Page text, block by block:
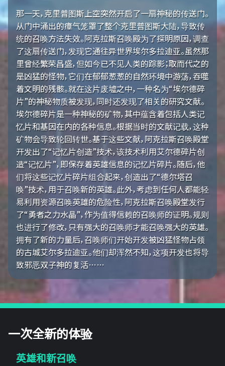
那一天，克里普图斯上空突然开启了一扇神秘的传送门。
从门中涌出的瘴气笼罩了整个克里普图斯大陆，导致传
统的召唤方法失效。阿克拉斯召唤殿为了探明原因，调查
了这扇传送门，发现它通往异世界埃尔多拉迪亚。虽然那
里曾经繁荣昌盛，但如今已不见人类的踪影；取而代之的
是凶猛的怪物，它们在郁郁葱葱的自然环境中游荡，吞噬
着文明的残骸。就在这片废墟之中，一种名为“埃尔德碎
片”的神秘物质被发现，同时还发现了相关的研究文献。
埃尔德碎片是一种神秘的矿物，其中蕴含着包括人类记
忆片和基因在内的各种信息。根据当时的文献记载，这种
矿物会导致轮回转世。基于这些文献，阿克拉斯召唤殿堂
开发出了“记忆片创造”技术，该技术利用艾尔德碎片创
造“记忆片”，即保存着英雄信息的记忆片碎片。随后，他
们将这些记忆片碎片组合起来，创造出了“德尔塔召
唤”技术，用于召唤新的英雄。此外，考虑到任何人都能轻
易利用资源召唤英雄的危险性，阿克拉斯召唤殿堂发行
了“勇者之力水晶”，作为值得信赖的召唤师的证明。规则
也进行了修改，只有强大的召唤师才能召唤强大的英雄。
拥有了新的力量后，召唤师们开始开发被凶猛怪物占领
的古城艾尔多拉迪亚。他们却浑然不知，这项开发也将导
致邪恶双子神的复活……
一次全新的体验
英雄和新召唤